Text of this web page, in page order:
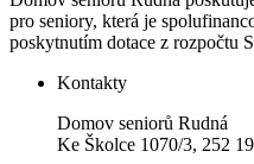
pro seniory, která je
poskytnutím dotace z rozpočtu
Kontakty
Domov seniorů Rudná
Ke Školce 1070/3, 252